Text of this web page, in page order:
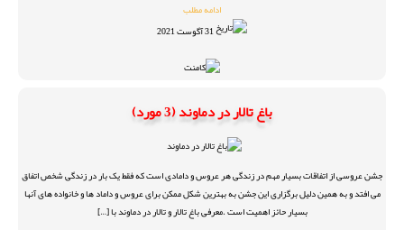
ادامه مطلب
31 آگوست 2021
باغ تالار در دماوند (3 مورد)
جشن عروسی از اتفاقات بسیار مهم در زندگی هر عروس و دامادی است که فقط یک بار در زندگی شخص اتفاق
می افتد و به همین دلیل برگزاری این جشن به بهترین شکل ممکن برای عروس و داماد ها و خانواده های آنها
بسیار حائز اهمیت است .معرفی باغ تالار و تالار در دماوند با […]